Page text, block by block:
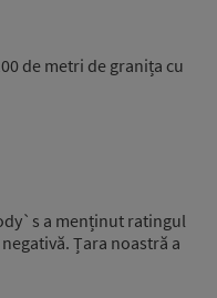
de metri de granița cu
a menținut ratingul
Țara noastră a